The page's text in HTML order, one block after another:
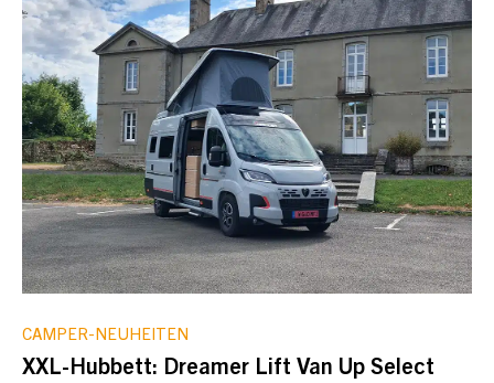
CAMPER-NEUHEITEN
XXL-Hubbett: Dreamer Lift Van Up Select